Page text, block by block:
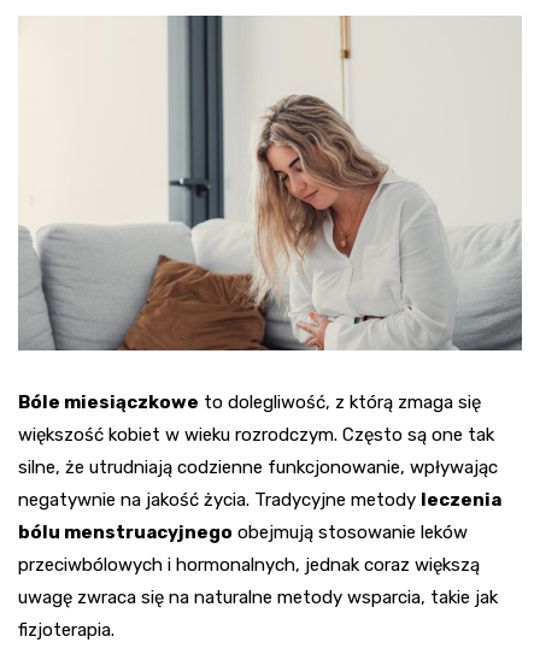
Bóle miesiączkowe to dolegliwość, z którą zmaga się
większość kobiet w wieku rozrodczym. Często są one tak
silne, że utrudniają codzienne funkcjonowanie, wpływając
negatywnie na jakość życia. Tradycyjne metody leczenia
bólu menstruacyjnego obejmują stosowanie leków
przeciwbólowych i hormonalnych, jednak coraz większą
uwagę zwraca się na naturalne metody wsparcia, takie jak
fizjoterapia.